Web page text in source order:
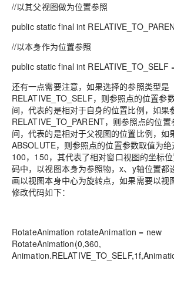
//以其父视图做为位置参照
public static final int
//以本身作为位置参照
public static final int RELATIVE_TO_SELF
还有一点需要注意，如果选择的参照类型是
RELATIVE_TO_SELF，则参照点的位置参
间，代表的是相对于自身的位置比例，如果
RELATIVE_TO_PARENT，则参照点的位
间，代表的是相对于父视图的位置比例，如
ABSOLUTE，则参照点的位置参数取值为
100，150，其代表了相对窗口视图的坐标
码中，以视图本身为参照物，x、y轴位置都
画以视图本身中心为旋转点，如果需要以视
修改代码如下：
RotateAnimation rotateAnimation = new
RotateAnimation(0,360,